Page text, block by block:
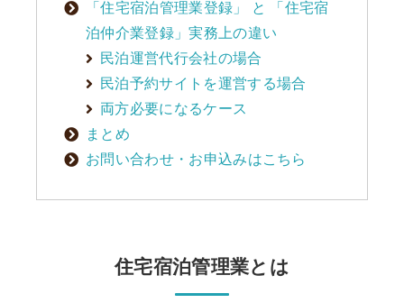
「住宅宿泊管理業登録」 と 「住宅宿
泊仲介業登録」実務上の違い
民泊運営代行会社の場合
民泊予約サイトを運営する場合
両方必要になるケース
まとめ
お問い合わせ・お申込みはこちら
住宅宿泊管理業とは